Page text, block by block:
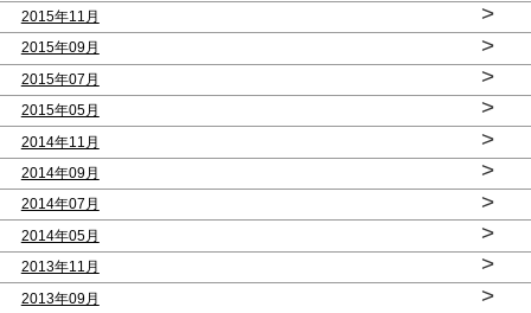
2015年11月 >
2015年09月 >
2015年07月 >
2015年05月 >
2014年11月 >
2014年09月 >
2014年07月 >
2014年05月 >
2013年11月 >
2013年09月 >